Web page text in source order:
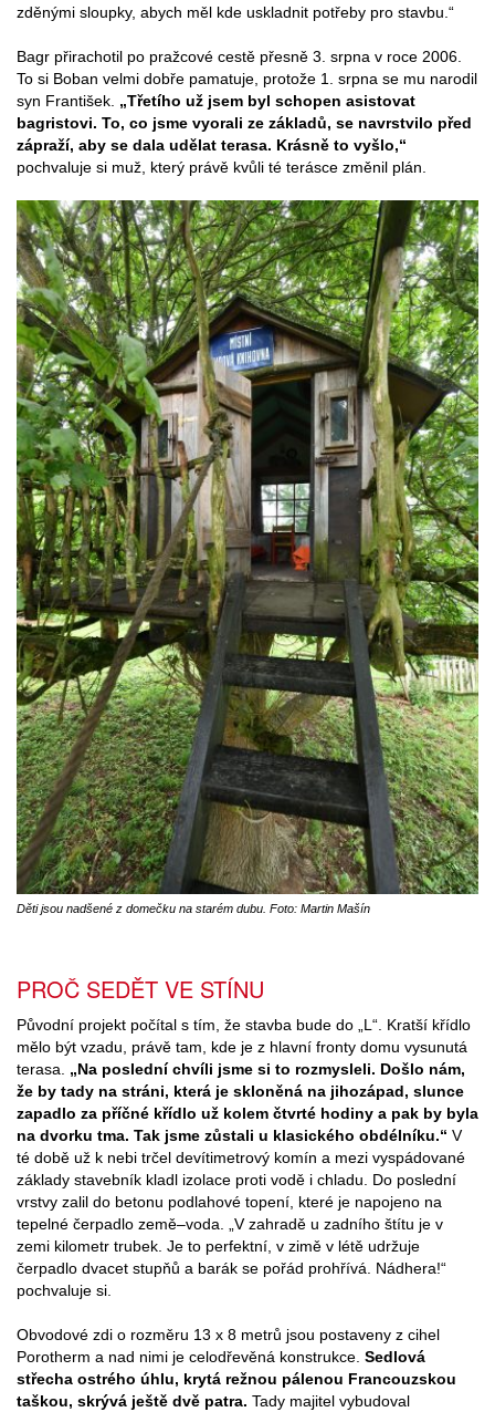
zděnými sloupky, abych měl kde uskladnit potřeby pro stavbu.“
Bagr přirachotil po pražcové cestě přesně 3. srpna v roce 2006.
To si Boban velmi dobře pamatuje, protože 1. srpna se mu narodil
syn František. „Třetího už jsem byl schopen asistovat
bagristovi. To, co jsme vyorali ze základů, se navrstvilo před
zápraží, aby se dala udělat terasa. Krásně to vyšlo,“
pochvaluje si muž, který právě kvůli té terásce změnil plán.
Děti jsou nadšené z domečku na starém dubu. Foto: Martin Mašín
PROČ SEDĚT VE STÍNU
Původní projekt počítal s tím, že stavba bude do „L“. Kratší křídlo
mělo být vzadu, právě tam, kde je z hlavní fronty domu vysunutá
terasa. „Na poslední chvíli jsme si to rozmysleli. Došlo nám,
že by tady na stráni, která je skloněná na jihozápad, slunce
zapadlo za příčné křídlo už kolem čtvrté hodiny a pak by byla
na dvorku tma. Tak jsme zůstali u klasického obdélníku.“ V
té době už k nebi trčel devítimetrový komín a mezi vyspádované
základy stavebník kladl izolace proti vodě i chladu. Do poslední
vrstvy zalil do betonu podlahové topení, které je napojeno na
tepelné čerpadlo země–voda. „V zahradě u zadního štítu je v
zemi kilometr trubek. Je to perfektní, v zimě v létě udržuje
čerpadlo dvacet stupňů a barák se pořád prohřívá. Nádhera!“
pochvaluje si.
Obvodové zdi o rozměru 13 x 8 metrů jsou postaveny z cihel
Porotherm a nad nimi je celodřevěná konstrukce. Sedlová
střecha ostrého úhlu, krytá režnou pálenou Francouzskou
taškou, skrývá ještě dvě patra. Tady majitel vybudoval